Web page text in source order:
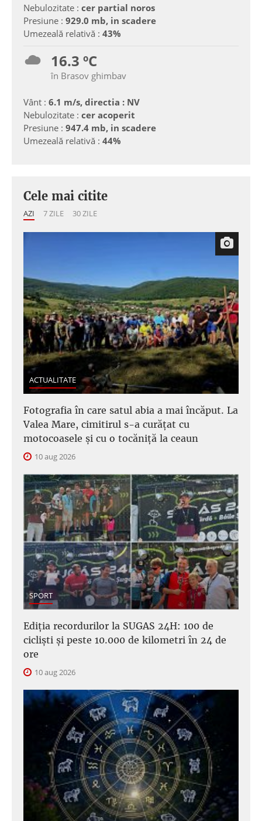
Nebulozitate : cer partial noros
Presiune : 929.0 mb, in scadere
Umezeală relativă : 43%
16.3 ºC
în Brasov ghimbav
Vânt : 6.1 m/s, directia : NV
Nebulozitate : cer acoperit
Presiune : 947.4 mb, in scadere
Umezeală relativă : 44%
Cele mai citite
AZI 7 ZILE 30 ZILE
ACTUALITATE
Fotografia în care satul abia a mai încăput. La
Valea Mare, cimitirul s-a curățat cu
motocoasele și cu o tocăniță la ceaun
10 aug 2026
SPORT
Ediția recordurilor la SUGAS 24H: 100 de
cicliști și peste 10.000 de kilometri în 24 de
ore
10 aug 2026